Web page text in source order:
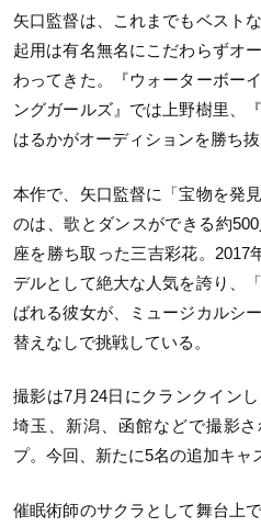
矢口監督は、これまでもベスト
起用は有名無名にこだわらずオ
わってきた。『ウォーターボー
ングガールズ』では上野樹里、
はるかがオーディションを勝ち
本作で、矢口監督に「宝物を発
のは、歌とダンスができる約
座を勝ち取った三吉彩花。2017
デルとして絶大な人気を誇り、
ばれる彼女が、ミュージカルシ
替えなしで挑戦している。
撮影は7月24日にクランクイン
埼玉、新潟、函館などで撮影
プ。今回、新たに5名の追加キャ
催眠術師のサクラとして舞台上